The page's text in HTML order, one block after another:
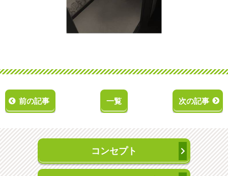
前の記事 一覧 次の記事
コンセプト